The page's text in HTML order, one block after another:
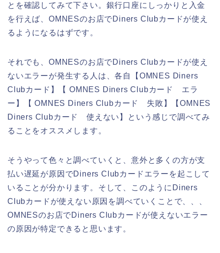
とを確認してみて下さい。銀行口座にしっかりと入金
を行えば、OMNESのお店でDiners Clubカードが使え
るようになるはずです。
それでも、OMNESのお店でDiners Clubカードが使え
ないエラーが発生する人は、各自【OMNES Diners
Clubカード】【 OMNES Diners Clubカード エラ
ー】【 OMNES Diners Clubカード 失敗】【OMNES
Diners Clubカード 使えない】という感じで調べてみ
ることをオススメします。
そうやって色々と調べていくと、意外と多くの方が支
払い遅延が原因でDiners Clubカードエラーを起こして
いることが分かります。そして、このようにDiners
Clubカードが使えない原因を調べていくことで、、、
OMNESのお店でDiners Clubカードが使えないエラー
の原因が特定できると思います。